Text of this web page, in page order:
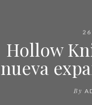
Hollow
nueva
By